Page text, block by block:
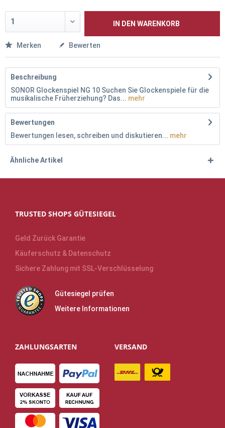
IN DEN WARENKORB
Merken Bewerten
Beschreibung
SONOR Glockenspiel NG 10 Suchen Sie Glockenspiele für die
musikalische Früherziehung? Das... mehr
Bewertungen
Bewertungen lesen, schreiben und diskutieren... mehr
Ähnliche Artikel
TRUSTED SHOPS GÜTESIEGEL
Geld Zurück Garantie
Käuferschutz & Datenschutz
Sichere Zahlung mit SSL-Verschlüsselung
Gütesiegel prüfen
Weitere Informationen
ZAHLUNGSARTEN VERSAND